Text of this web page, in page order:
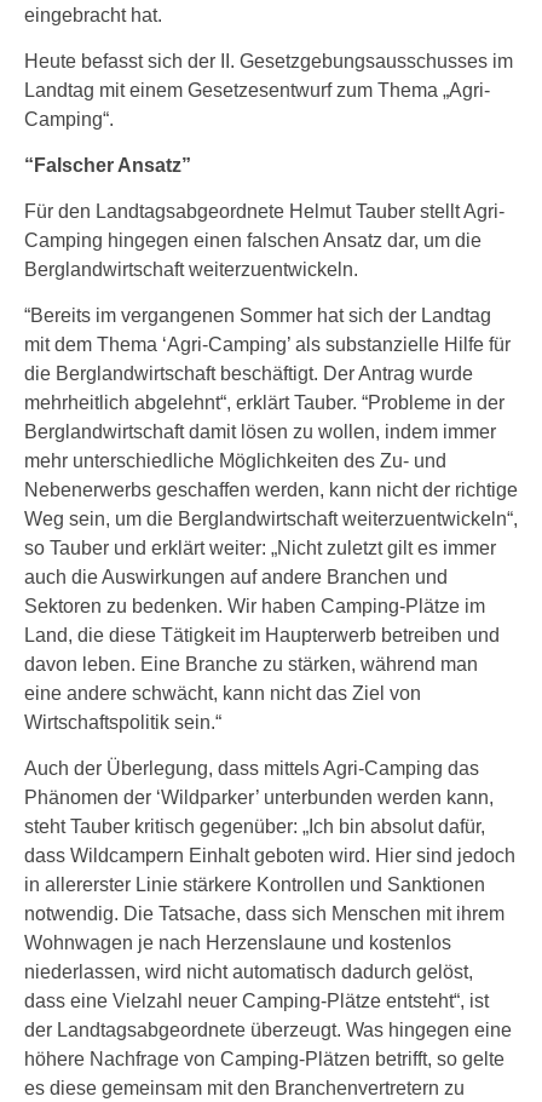
eingebracht hat.
Heute befasst sich der II. Gesetzgebungsausschusses im
Landtag mit einem Gesetzesentwurf zum Thema „Agri-
Camping“.
“Falscher Ansatz”
Für den Landtagsabgeordnete Helmut Tauber stellt Agri-
Camping hingegen einen falschen Ansatz dar, um die
Berglandwirtschaft weiterzuentwickeln.
“Bereits im vergangenen Sommer hat sich der Landtag
mit dem Thema ‘Agri-Camping’ als substanzielle Hilfe für
die Berglandwirtschaft beschäftigt. Der Antrag wurde
mehrheitlich abgelehnt“, erklärt Tauber. “Probleme in der
Berglandwirtschaft damit lösen zu wollen, indem immer
mehr unterschiedliche Möglichkeiten des Zu- und
Nebenerwerbs geschaffen werden, kann nicht der richtige
Weg sein, um die Berglandwirtschaft weiterzuentwickeln“,
so Tauber und erklärt weiter: „Nicht zuletzt gilt es immer
auch die Auswirkungen auf andere Branchen und
Sektoren zu bedenken. Wir haben Camping-Plätze im
Land, die diese Tätigkeit im Haupterwerb betreiben und
davon leben. Eine Branche zu stärken, während man
eine andere schwächt, kann nicht das Ziel von
Wirtschaftspolitik sein.“
Auch der Überlegung, dass mittels Agri-Camping das
Phänomen der ‘Wildparker’ unterbunden werden kann,
steht Tauber kritisch gegenüber: „Ich bin absolut dafür,
dass Wildcampern Einhalt geboten wird. Hier sind jedoch
in allererster Linie stärkere Kontrollen und Sanktionen
notwendig. Die Tatsache, dass sich Menschen mit ihrem
Wohnwagen je nach Herzenslaune und kostenlos
niederlassen, wird nicht automatisch dadurch gelöst,
dass eine Vielzahl neuer Camping-Plätze entsteht“, ist
der Landtagsabgeordnete überzeugt. Was hingegen eine
höhere Nachfrage von Camping-Plätzen betrifft, so gelte
es diese gemeinsam mit den Branchenvertretern zu